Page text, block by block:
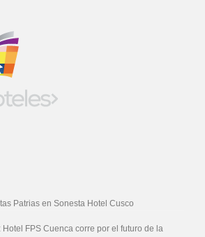
Patrias en Sonesta Hotel Cusco
Hotel FPS Cuenca corre por el futuro de la